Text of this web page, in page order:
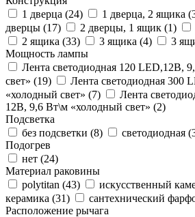
1 дверца (24) 1 дверца, 2 ящика (
дверцы (17) 2 дверцы, 1 ящик (1)
2 ящика (33) 3 ящика (4) 3
Мощность лампы
Лента светодиодная 120 LED,12В,
свет» (19)
Лента светодиодная 300
«холодный свет» (7)
Лента
12В, 9,6 Вт\м «холодный свет» (2)
Подсветка
без подсветки (8) светодиодная (
Подогрев
нет (24)
Материал раковины
polytitan (43) искусственный
керамика (31) сантехнический
Расположение рычага